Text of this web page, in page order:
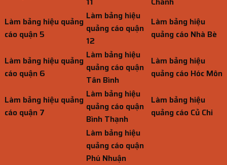
Làm bảng hiệu quảng
cáo quận 5
Làm bảng hiệu
quảng cáo quận
12
Làm bảng hiệu
quảng cáo Nhà Bè
Làm bảng hiệu quảng
cáo quận 6
Làm bảng hiệu
quảng cáo quận
Tân Bình
Làm bảng hiệu
quảng cáo Hóc Môn
Làm bảng hiệu quảng
cáo quận 7
Làm bảng hiệu
quảng cáo quận
Bình Thạnh
Làm bảng hiệu
quảng cáo Củ Chi
Làm bảng hiệu
quảng cáo quận
Phú Nhuận